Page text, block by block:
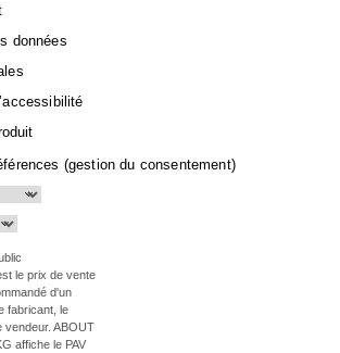
données
(gestion du consentement)
le prix de vente
d'un
fabricant, le
vendeur. ABOUT
affiche le PAV